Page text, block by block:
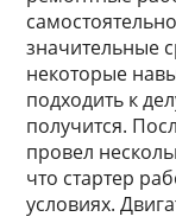
значительные
некоторые
подходить к
получится.
провел
что стартер
условиях.